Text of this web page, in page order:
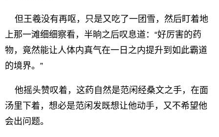
但王羲没有再呕，只是又吃了一团雪，然后盯着地
上那一滩细细察看，半晌之后叹息道：“好厉害的药
物，竟然能让人体内真气在一日之内提升到如此霸道
的境界。”
他摇头赞叹着，这药自然是范闲经桑文之手，在面
汤里下着，想必是范闲发既想让他动手，又不希望他
会出问题。